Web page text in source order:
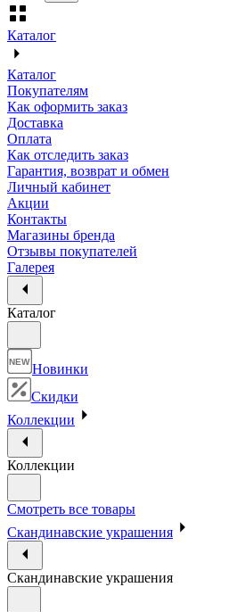
Каталог
Каталог
Покупателям
Как оформить заказ
Доставка
Оплата
Как отследить заказ
Гарантия, возврат и обмен
Личный кабинет
Акции
Контакты
Магазины бренда
Отзывы покупателей
Галерея
Каталог
NEW Новинки
Скидки
Коллекции
Коллекции
Смотреть все товары
Скандинавские украшения
Скандинавские украшения